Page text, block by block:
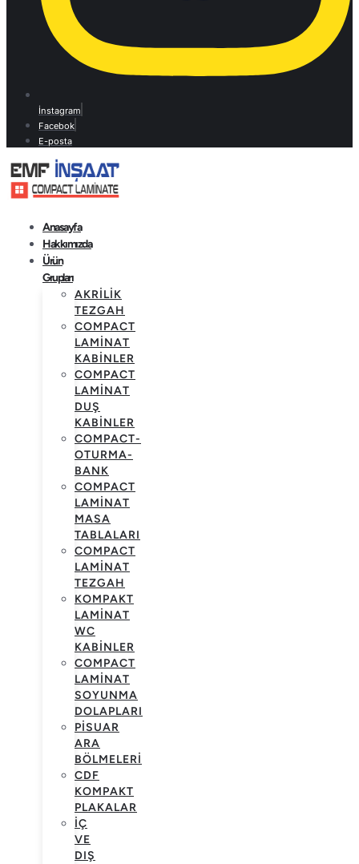
İnstagram
Facebok
E-posta
Anasayfa
Hakkımızda
Ürün
Grupları
AKRILIK
TEZGAH
COMPACT
LAMINAT
KABINLER
COMPACT
LAMINAT
DUŞ
KABINLER
COMPACT-
OTURMA-
BANK
COMPACT
LAMINAT
MASA
TABLALARI
COMPACT
LAMINAT
TEZGAH
KOMPAKT
LAMINAT
WC
KABINLER
COMPACT
LAMINAT
SOYUNMA
DOLAPLARI
PISUAR
ARA
BÖLMELERI
CDF
KOMPAKT
PLAKALAR
İÇ
VE
DIŞ